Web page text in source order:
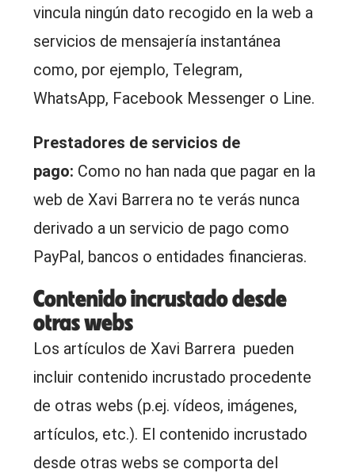
vincula ningún dato recogido en la web a
servicios de mensajería instantánea
como, por ejemplo, Telegram,
WhatsApp, Facebook Messenger o Line.
Prestadores de servicios de
pago: Como no han nada que pagar en la
web de Xavi Barrera no te verás nunca
derivado a un servicio de pago como
PayPal, bancos o entidades financieras.
Contenido incrustado desde
otras webs
Los artículos de Xavi Barrera pueden
incluir contenido incrustado procedente
de otras webs (p.ej. vídeos, imágenes,
artículos, etc.). El contenido incrustado
desde otras webs se comporta del